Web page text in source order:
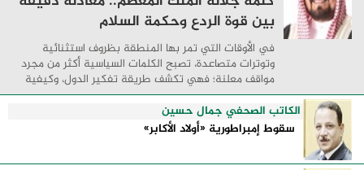
بين قوة الردع وحكمة السلام
في الأوقات التي تمر بها المنطقة بظروف استثنائية
وتوترات متصاعدة، تصبح الكلمات السياسية أكثر من مجرد
مواقف معلنة؛ فهي تكشف طريقة تفكير الدول، وكيفية
إدارتها للأزمات، والحدود التي تفصل بين القوة ...
الكاتب الصحفي جمال حسين
سقوط إمبراطورية «أولاد الأكابر»